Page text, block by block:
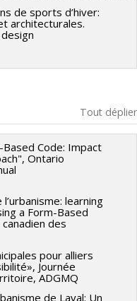
de sports d’hiver:
architecturales.
Tout déplier
Code: Impact
Ontario
learning
a Form-Based
des
pour alliers
Journée
ADGMQ
de Laval: Un